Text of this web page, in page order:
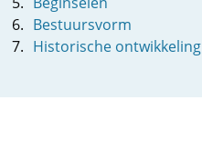
Bestuursvorm
Historische ontwikkeling